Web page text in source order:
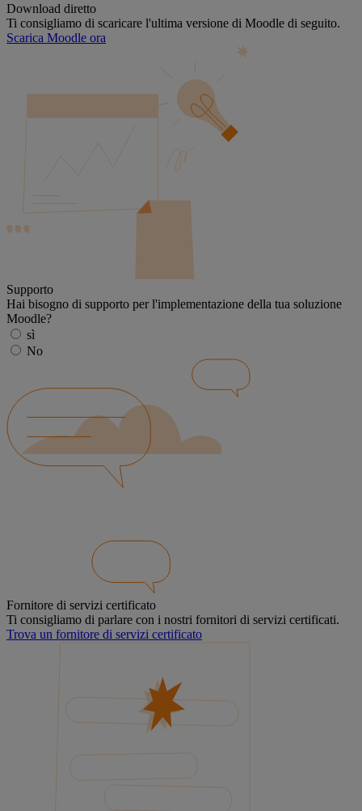
Download diretto
Ti consigliamo di scaricare l'ultima versione di Moodle di seguito.
Scarica Moodle ora
Supporto
Hai bisogno di supporto per l'implementazione della tua soluzione
Moodle?
sì
No
Fornitore di servizi certificato
Ti consigliamo di parlare con i nostri fornitori di servizi certificati.
Trova un fornitore di servizi certificato